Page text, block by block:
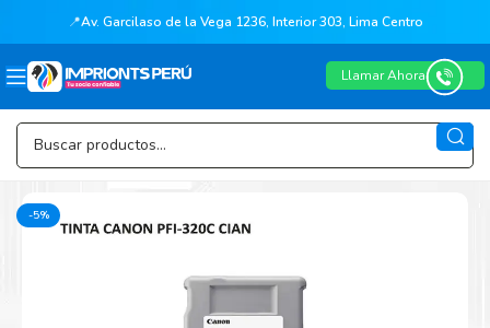
📍Av. Garcilaso de la Vega 1236, Interior 303, Lima Centro
Llamar Ahora
-5%